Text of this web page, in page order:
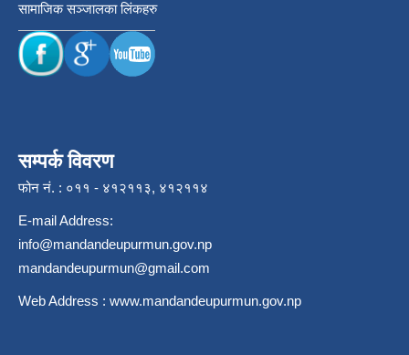
सामाजिक सञ्जालका लिंकहरु
सम्पर्क विवरण
फोन नं. : ०११ - ४१२११३, ४१२११४
E-mail Address:
info@mandandeupurmun.gov.np
mandandeupurmun@gmail.com
Web Address : www.mandandeupurmun.gov.np